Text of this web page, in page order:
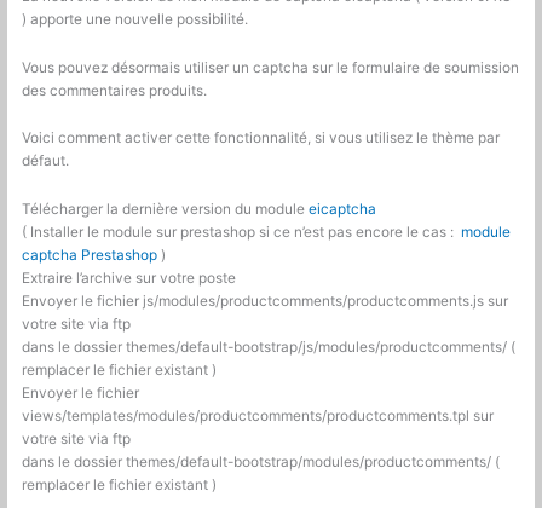
) apporte une nouvelle possibilité.
Vous pouvez désormais utiliser un captcha sur le formulaire de soumission
des commentaires produits.
Voici comment activer cette fonctionnalité, si vous utilisez le thème par
défaut.
Télécharger la dernière version du moduleeicaptcha
( Installer le module sur prestashop si ce n’est pas encore le cas : module
captcha Prestashop )
Extraire l’archive sur votre poste
Envoyer le fichier js/modules/productcomments/productcomments.js sur
votre site via ftp
dans le dossier themes/default-bootstrap/js/modules/productcomments/ (
remplacer le fichier existant )
Envoyer le fichier
views/templates/modules/productcomments/productcomments.tpl sur
votre site via ftp
dans le dossier themes/default-bootstrap/modules/productcomments/ (
remplacer le fichier existant )